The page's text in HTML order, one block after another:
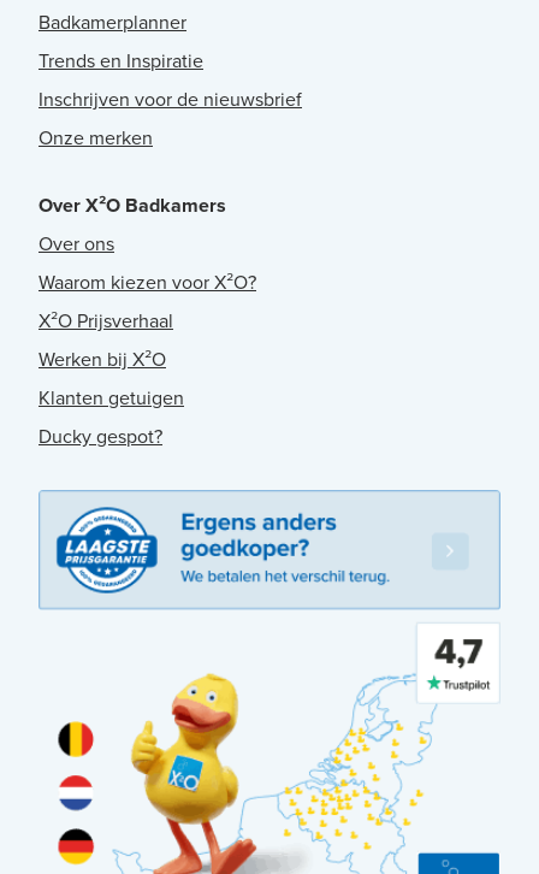
Badkamerplanner
Trends en Inspiratie
Inschrijven voor de nieuwsbrief
Onze merken
Over X²O Badkamers
Over ons
Waarom kiezen voor X²O?
X²O Prijsverhaal
Werken bij X²O
Klanten getuigen
Ducky gespot?